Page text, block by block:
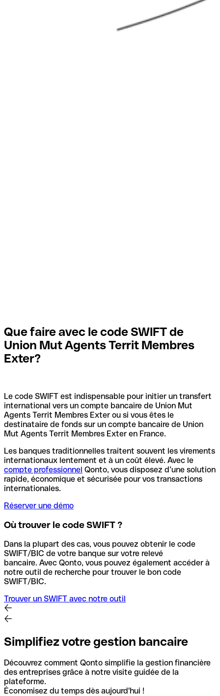
Que faire avec le code SWIFT de
Union Mut Agents Territ Membres
Exter?
Le code SWIFT est indispensable pour initier un transfert
international vers un compte bancaire de Union Mut
Agents Territ Membres Exter ou si vous êtes le
destinataire de fonds sur un compte bancaire de Union
Mut Agents Territ Membres Exter en France.
Les banques traditionnelles traitent souvent les virements
internationaux lentement et à un coût élevé. Avec le
compte professionnel Qonto, vous disposez d’une solution
rapide, économique et sécurisée pour vos transactions
internationales.
Réserver une démo
Où trouver le code SWIFT ?
Dans la plupart des cas, vous pouvez obtenir le code
SWIFT/BIC de votre banque sur votre relevé
bancaire. Avec Qonto, vous pouvez également accéder à
notre outil de recherche pour trouver le bon code
SWIFT/BIC.
Trouver un SWIFT avec notre outil
Simplifiez votre gestion bancaire
Découvrez comment Qonto simplifie la gestion financière
des entreprises grâce à notre visite guidée de la
plateforme.
Économisez du temps dès aujourd'hui !